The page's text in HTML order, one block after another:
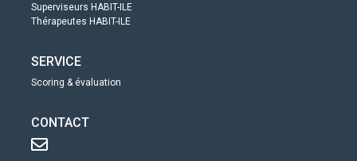
Superviseurs HABIT-ILE
Thérapeutes HABIT-ILE
SERVICE
Scoring & évaluation
CONTACT